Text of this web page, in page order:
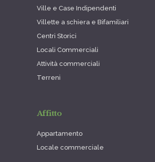
Ville e Case Indipendenti
Villette a schiera e Bifamiliari
Centri Storici
Locali Commerciali
Attività commerciali
Terreni
Affitto
Appartamento
Locale commerciale